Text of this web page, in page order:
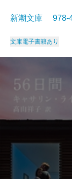
新潮文庫 978-
文庫電子書籍あり